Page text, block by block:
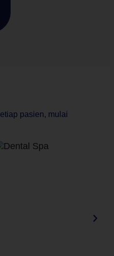
pasien, mulai